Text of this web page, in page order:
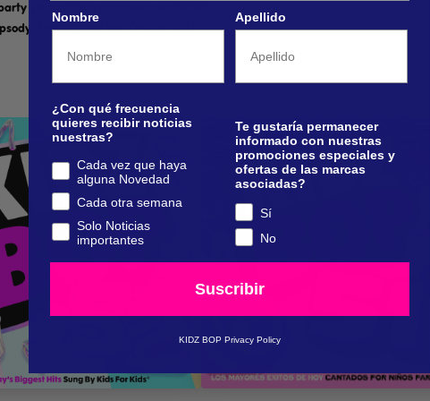
started! You can check out KIDZ
Spotify, and the Official KIDZ
ESCUCHAR / COMPRAR
MÁS INFORMACIÓN
Nombre Apellido
¿Con qué frecuencia
quieres recibir noticias
nuestras?
Cada vez que haya
alguna Novedad
Cada otra semana
Solo Noticias
importantes
Te gustaría permanecer
informado con nuestras
promociones especiales y
ofertas de las marcas
asociadas?
Sí
No
Suscribir
KIDZ BOP Privacy Policy